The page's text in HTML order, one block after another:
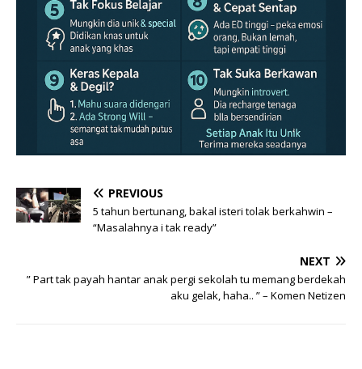
PREVIOUS
5 tahun bertunang, bakal isteri tolak berkahwin –
“Masalahnya i tak ready”
NEXT
” Part tak payah hantar anak pergi sekolah tu memang berdekah
aku gelak, haha.. ” – Komen Netizen